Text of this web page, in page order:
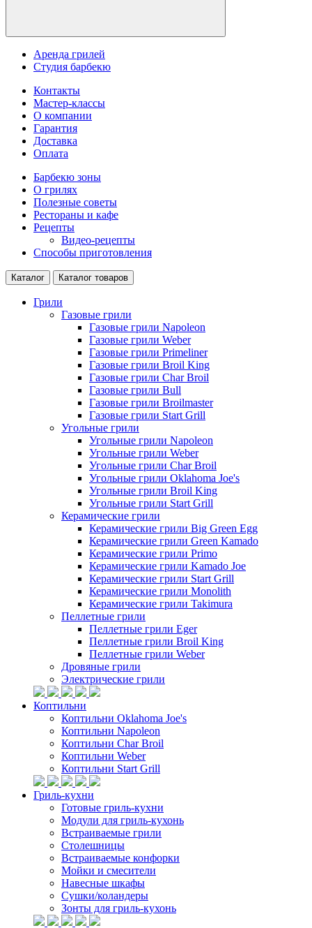
Аренда грилей
Студия барбекю
Контакты
Мастер-классы
О компании
Гарантия
Доставка
Оплата
Барбекю зоны
О грилях
Полезные советы
Рестораны и кафе
Рецепты
Видео-рецепты
Способы приготовления
Каталог Каталог товаров
Грили
Газовые грили
Газовые грили Napoleon
Газовые грили Weber
Газовые грили Primeliner
Газовые грили Broil King
Газовые грили Char Broil
Газовые грили Bull
Газовые грили Broilmaster
Газовые грили Start Grill
Угольные грили
Угольные грили Napoleon
Угольные грили Weber
Угольные грили Char Broil
Угольные грили Oklahoma Joe's
Угольные грили Broil King
Угольные грили Start Grill
Керамические грили
Керамические грили Big Green Egg
Керамические грили Green Kamado
Керамические грили Primo
Керамические грили Kamado Joe
Керамические грили Start Grill
Керамические грили Monolith
Керамические грили Takimura
Пеллетные грили
Пеллетные грили Eger
Пеллетные грили Broil King
Пеллетные грили Weber
Дровяные грили
Электрические грили
Коптильни
Коптильни Oklahoma Joe's
Коптильни Napoleon
Коптильни Char Broil
Коптильни Weber
Коптильни Start Grill
Гриль-кухни
Готовые гриль-кухни
Модули для гриль-кухонь
Встраиваемые грили
Столешницы
Встраиваемые конфорки
Мойки и смесители
Навесные шкафы
Сушки/коландеры
Зонты для гриль-кухонь